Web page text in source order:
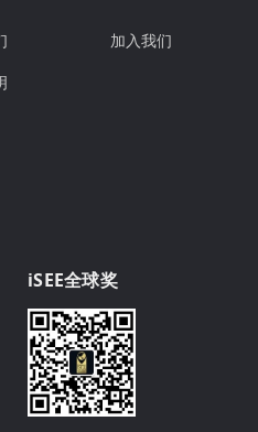
加入我们
iSEE全球奖